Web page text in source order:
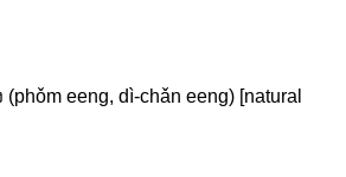
(phǒm eeng, dì-chǎn eeng) [natural